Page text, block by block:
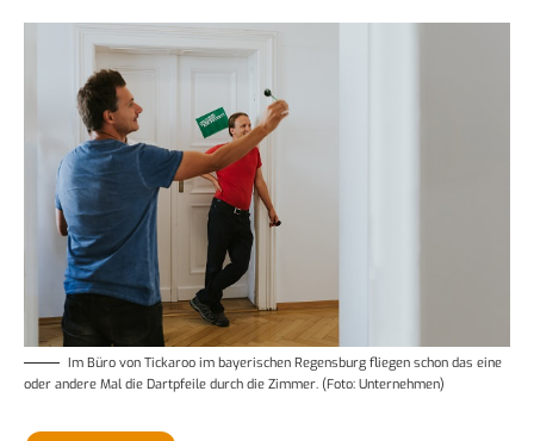
Im Büro von Tickaroo im bayerischen Regensburg fliegen schon das eine
oder andere Mal die Dartpfeile durch die Zimmer. (Foto: Unternehmen)